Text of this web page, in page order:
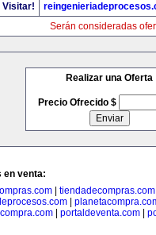
Visitar!
Serán consideradas
Realizar una Oferta
Precio Ofrecido $
en venta:
| tiendadecompras.com
|
| portaldeventa.com|